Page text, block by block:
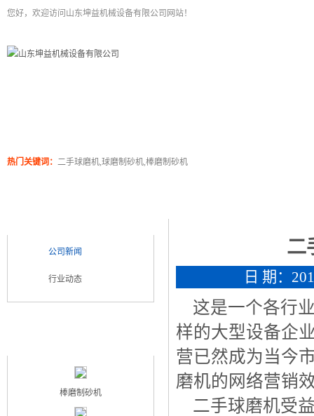
您好，欢迎访问山东坤益机械设备有限公司网站！
热门关键词： 二手球磨机,球磨制砂机,棒磨制砂机
二
日 期：
这是一个各行
样的大型设备企
营已然成为当今
磨机的网络营销
二手球磨机受
公司新闻
行业动态
棒磨制砂机